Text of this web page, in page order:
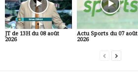
JT de 13H du 08 août
2026
Actu Sports du 07 août
2026